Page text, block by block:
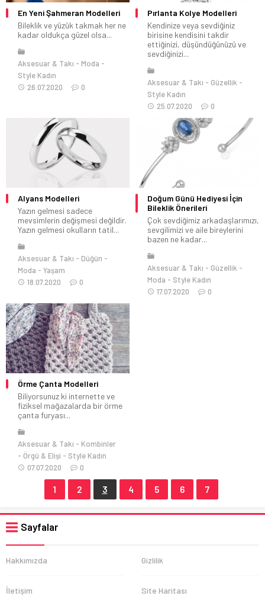
En Yeni Şahmeran Modelleri
Bileklik ve yüzük takmak her ne
kadar oldukça güzel olsa...
Aksesuar & Takı
Moda
Style Kadın
26.07.2020
0
Pırlanta Kolye Modelleri
Kendinize veya sevdiğiniz
birisine kendisini takdir
ettiğinizi, düşündüğünüzü ve
sevdiğinizi...
Aksesuar & Takı
Güzellik
Style Kadın
25.07.2020
0
Alyans Modelleri
Yazın gelmesi sadece
mevsimlerin değişmesi değildir.
Yazın gelmesi okulların tatil...
Aksesuar & Takı
Düğün
Moda
Yaşam
18.07.2020
0
Doğum Günü Hediyesi İçin
Bileklik Önerileri
Çok sevdiğimiz arkadaşlarımızı,
sevgilimizi ve aile bireylerini
bazen ne kadar...
Aksesuar & Takı
Güzellik
Moda
Style Kadın
17.07.2020
0
Örme Çanta Modelleri
Biliyorsunuz ki internette ve
fiziksel mağazalarda bir örme
çanta furyası...
Aksesuar & Takı
Kombinler
Örgü & Elişi
Style Kadın
07.07.2020
0
1 2 3 4 5 6 7
Sayfalar
Hakkımızda Gizlilik
İletişim Site Haritası